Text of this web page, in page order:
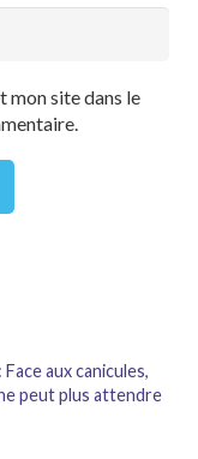
mon site dans le
aux canicules,
peut plus attendre